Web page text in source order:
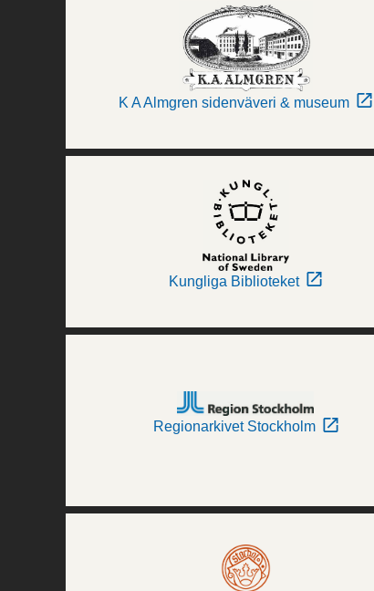
K A Almgren sidenväveri & museum
Kungliga Biblioteket
Regionarkivet Stockholm